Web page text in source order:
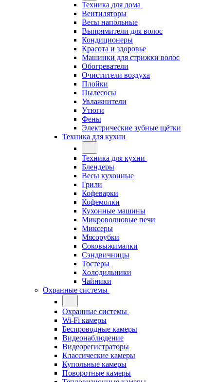
Техника для дома
Вентиляторы
Весы напольные
Выпрямители для волос
Кондиционеры
Красота и здоровье
Машинки для стрижки волос
Обогреватели
Очистители воздуха
Плойки
Пылесосы
Увлажнители
Утюги
Фены
Электрические зубные щётки
Техника для кухни
Техника для кухни
Блендеры
Весы кухонные
Грили
Кофеварки
Кофемолки
Кухонные машины
Микроволновые печи
Миксеры
Мясорубки
Соковыжималки
Сэндвичницы
Тостеры
Холодильники
Чайники
Охранные системы
Охранные системы
Wi-Fi камеры
Беспроводные камеры
Видеонаблюдение
Видеорегистраторы
Классические камеры
Купольные камеры
Поворотные камеры